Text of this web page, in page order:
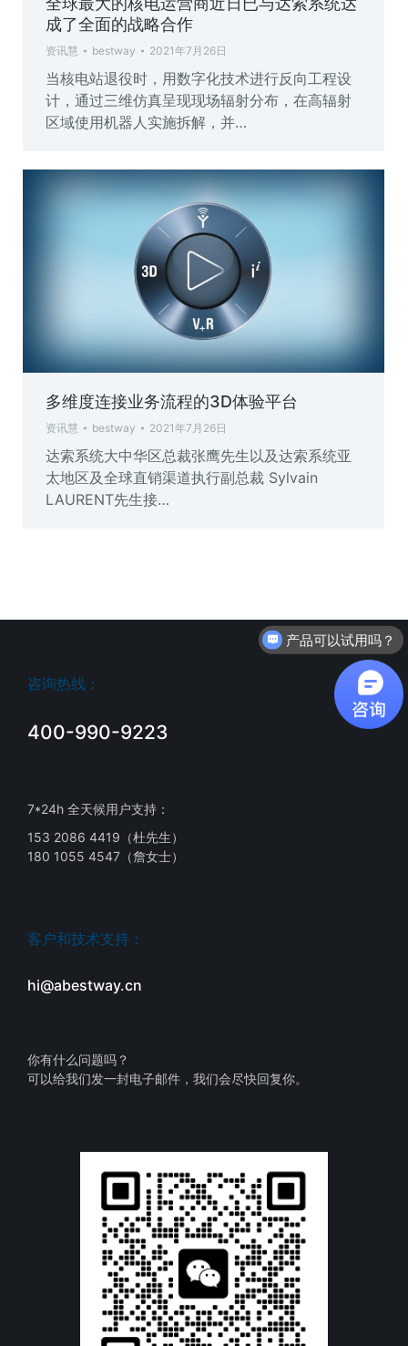
成了全面的战略合作
资讯慧 bestway 2021年7月26日
当核电站退役时，用数字化技术进行反向工程设
计，通过三维仿真呈现现场辐射分布，在高辐射
区域使用机器人实施拆解，并…
多维度连接业务流程的3D体验平台
资讯慧 bestway 2021年7月26日
达索系统大中华区总裁张鹰先生以及达索系统亚
太地区及全球直销渠道执行副总裁 Sylvain
LAURENT先生接…
咨询热线：
400-990-9223
7*24h 全天候用户支持：
153 2086 4419（杜先生）
180 1055 4547（詹女士）
客户和技术支持：
hi@abestway.cn
你有什么问题吗？
可以给我们发一封电子邮件，我们会尽快回复你。
产品可以试用吗？